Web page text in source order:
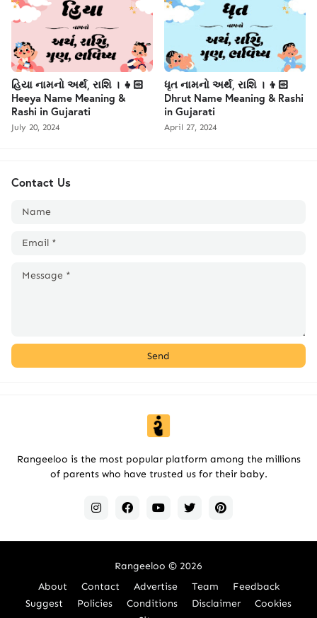
હિયા નામનો અર્થ, રાશિ । 👧🏻
Heeya Name Meaning &
Rashi in Gujarati
July 20, 2024
ધૃત નામનો અર્થ, રાશિ । 👦🏻
Dhrut Name Meaning & Rashi
in Gujarati
April 27, 2024
Contact Us
Rangeeloo is the most popular platform among the millions
of parents who have trusted us for their baby.
Rangeeloo © 2026
About
Contact Advertise Team
Feedback
Suggest
Policies Conditions Disclaimer
Cookies